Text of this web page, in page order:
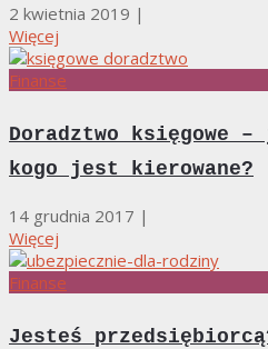
2 kwietnia 2019 |
Więcej
Finanse
Doradztwo księgowe
kogo jest kierowane?
14 grudnia 2017 |
Więcej
Finanse
Jesteś